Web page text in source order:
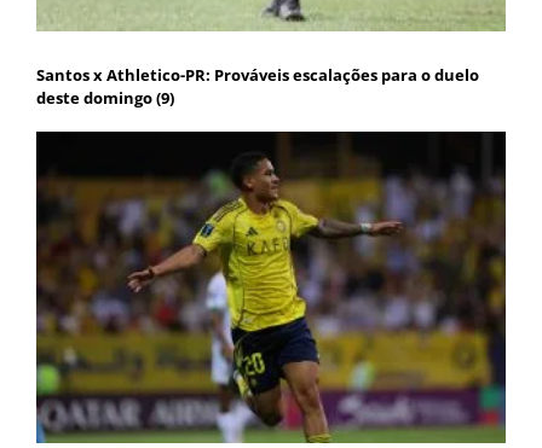
Santos x Athletico-PR: Prováveis escalações para o duelo
deste domingo (9)